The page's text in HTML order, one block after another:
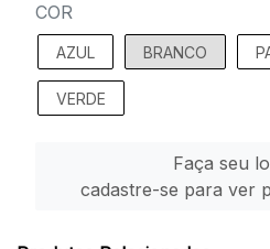
COR
AZUL BRANCO
VERDE
Faça seu
cadastre-se para ver